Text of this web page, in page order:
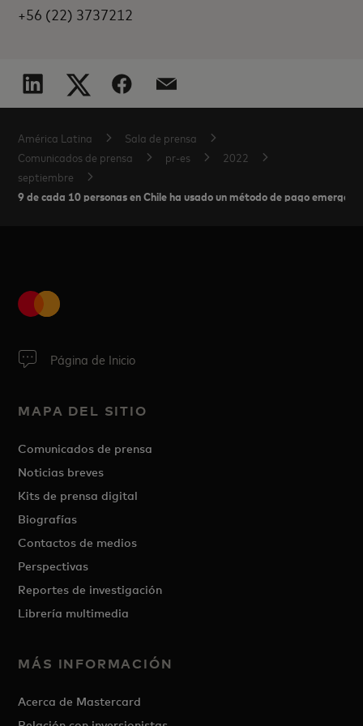
+56 (22) 3737212
América Latina
Sala de prensa
Comunicados de prensa
pr-es
2022
septiembre
9 de cada 10 personas en Chile ha usado un método de pago
Página de Inicio
MAPA DEL SITIO
Comunicados de prensa
Noticias breves
Kits de prensa digital
Biografías
Contactos de medios
Perspectivas
Reportes de investigación
Librería multimedia
MÁS INFORMACIÓN
Acerca de Mastercard